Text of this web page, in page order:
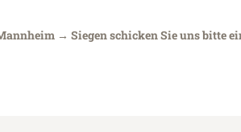
→ Siegen schicken Sie uns bitte